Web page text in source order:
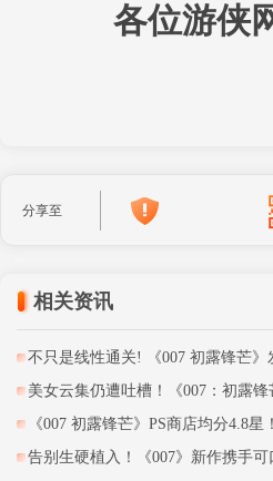
各位游侠网
分享至
相关资讯
不只是线性通关! 《007 初露锋芒
美女云集仍遭吐槽！《007：初露
《007 初露锋芒》PS商店均分4.8
告别生硬植入！《007》新作携手